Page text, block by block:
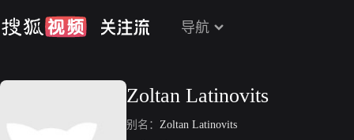
导航
Zoltan Latinovits
别名： Zoltan Latinovits